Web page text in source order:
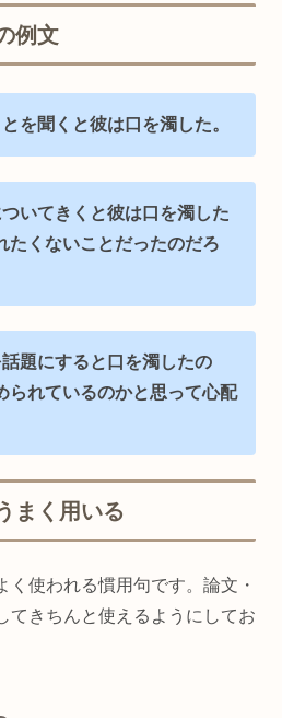
例文
を聞くと彼は口を濁した。
いてきくと彼は口を濁した
たくないことだったのだろ
題にすると口を濁したの
られているのかと思って心配
まく用いる
く使われる慣用句です。論文・
てきちんと使えるようにしてお